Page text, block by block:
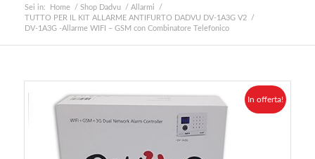
Sei in: Home / Shop Dadvu / Allarmi
/
TUTTO PER IL KIT ALLARME ANTIFURTO DADVU DV-1A3G V2
/
DV-1A3G -Allarme WIFI – GSM con Combinatore Telefonico
In offerta!